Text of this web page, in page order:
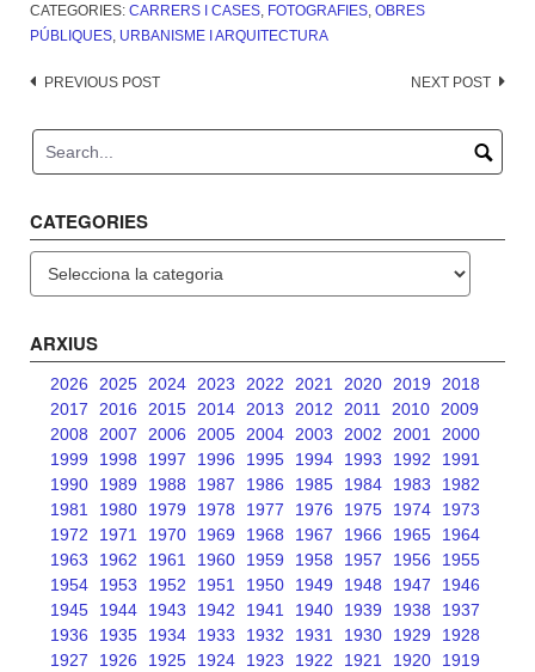
CATEGORIES: CARRERS I CASES FOTOGRAFIES OBRES
PÚBLIQUES URBANISME I ARQUITECTURA
Post
PREVIOUS POST NEXT POST
CATEGORIES
Categories
ARXIUS
2026 2025 2024 2023 2022 2021 2020 2019
2018
2017
2016 2015 2014 2013 2012 2011 2010 2009
2008
2007 2006 2005 2004 2003 2002 2001
2000
1999
1998 1997 1996 1995 1994 1993 1992
1991
1990
1989 1988 1987 1986 1985 1984 1983
1982
1981
1980 1979 1978 1977 1976 1975 1974
1973
1972
1971 1970 1969 1968 1967 1966 1965
1964
1963
1962 1961 1960 1959 1958 1957 1956
1955
1954
1953 1952 1951 1950 1949 1948 1947
1946
1945
1944 1943 1942 1941 1940 1939 1938
1937
1936
1935 1934 1933 1932 1931 1930 1929
1928
1927
1926 1925 1924 1923 1922 1921 1920
1919